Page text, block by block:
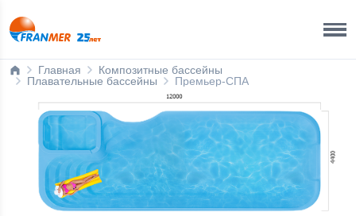
Главная
Композитные бассейны
Плавательные бассейны
Премьер-СПА